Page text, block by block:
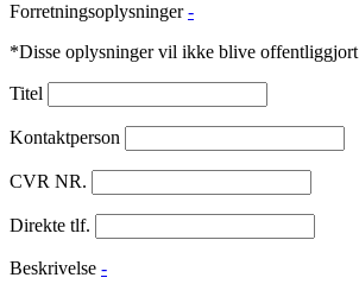
Forretningsoplysninger -
*Disse oplysninger vil ikke blive offentliggjort
Titel
Kontaktperson
CVR NR.
Direkte tlf.
Beskrivelse -